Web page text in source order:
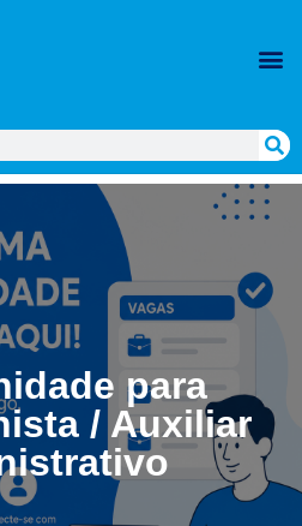
para
/ Auxiliar